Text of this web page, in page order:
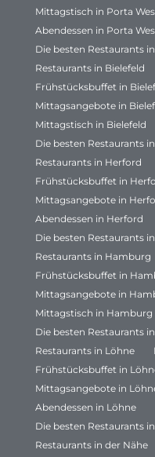
Mittagstisch in Porta
Abendessen in Porta
Die besten Restaurants
Restaurants in Bielefeld
Frühstücksbuffet in
Mittagsangebote in
Mittagstisch in Bielefeld
Die besten Restaurants
Restaurants in Herford
Frühstücksbuffet in
Mittagsangebote in
Abendessen in Herford
Die besten Restaurants
Restaurants in Hamburg
Frühstücksbuffet in
Mittagsangebote in
Mittagstisch in Hamburg
Die besten Restaurants
Restaurants in Löhne
Frühstücksbuffet in
Mittagsangebote in
Abendessen in Löhne
Die besten Restaurants
Restaurants in der Nähe